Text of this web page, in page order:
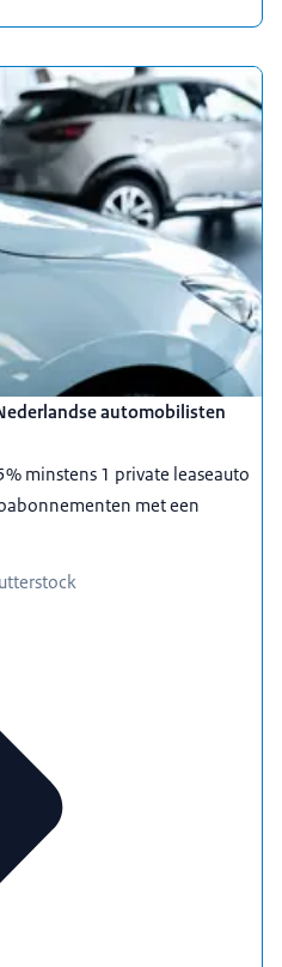
automobilisten
minstens 1 private leaseauto
met een